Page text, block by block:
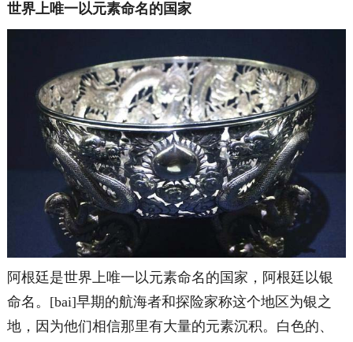
世界上唯一以元素命名的国家
阿根廷是世界上唯一以元素命名的国家，阿根廷以银
命名。[bai]早期的航海者和探险家称这个地区为银之
地，因为他们相信那里有大量的元素沉积。白色的、